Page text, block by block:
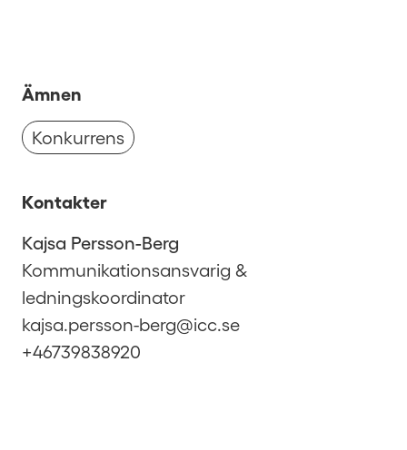
Ämnen
Konkurrens
Kontakter
Kajsa Persson-Berg
Kommunikationsansvarig &
ledningskoordinator
kajsa.persson-berg@icc.se
+46739838920